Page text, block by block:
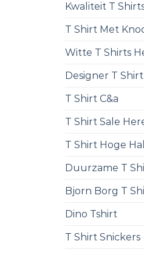
Kwaliteit T
T Shirt Met
Witte T Shirts
Designer T
T Shirt C&a
T Shirt Sale
T Shirt Hoge
Duurzame T
Bjorn Borg T
Dino Tshirt
T Shirt Snickers